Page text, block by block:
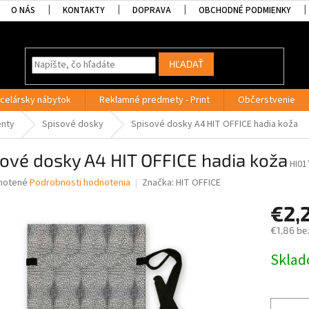
O NÁS KONTAKTY DOPRAVA OBCHODNÉ PODMIENKY
HĽADAŤ
nábytok Reklamné predmety - Print Občerstvenie
Spisové dosky Spisové dosky A4 HIT OFFICE hadia koža
dosky A4 HIT OFFICE hadia koža
Podrobnosti hodnotenia Značka: HIT OFFICE
€1,86
cena: